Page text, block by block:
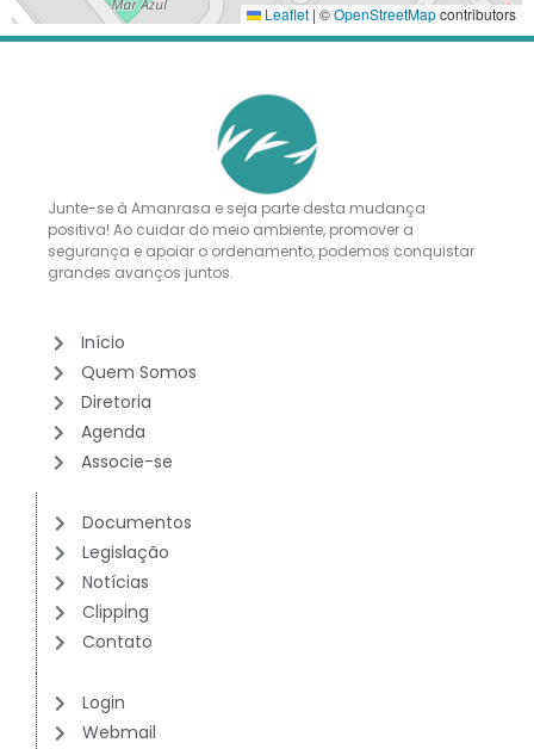
Leaflet | ©OpenStreetMapcontributors
Junte-se à Amanrasa e seja parte desta mudança
positiva! Ao cuidar do meio ambiente, promover a
segurança e apoiar o ordenamento, podemos conquistar
grandes avanços juntos.
Início
Quem Somos
Diretoria
Agenda
Associe-se
Documentos
Legislação
Notícias
Clipping
Contato
Login
Webmail